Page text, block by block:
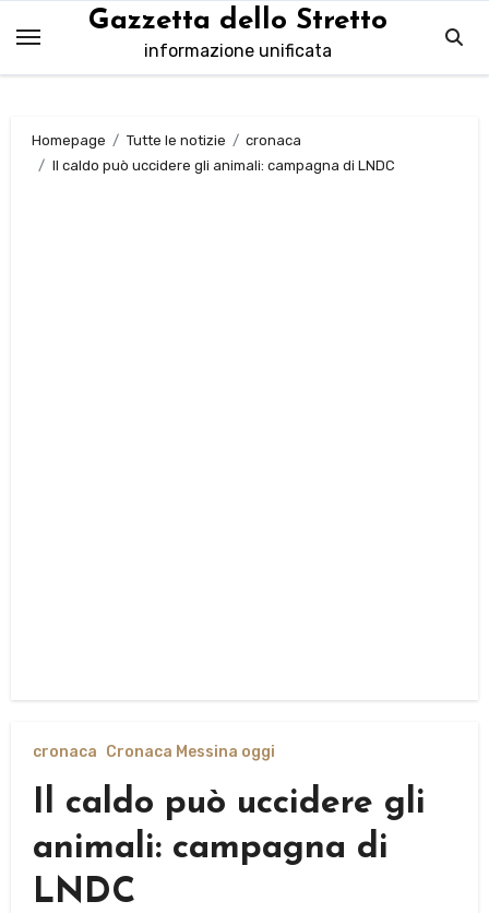
contenuto
Gazzetta dello Stretto
informazione unificata
Homepage Tutte le notizie
cronaca
Il caldo può uccidere gli animali: campagna di LNDC
cronaca Cronaca Messina oggi
Il caldo può uccidere gli
animali: campagna di
LNDC